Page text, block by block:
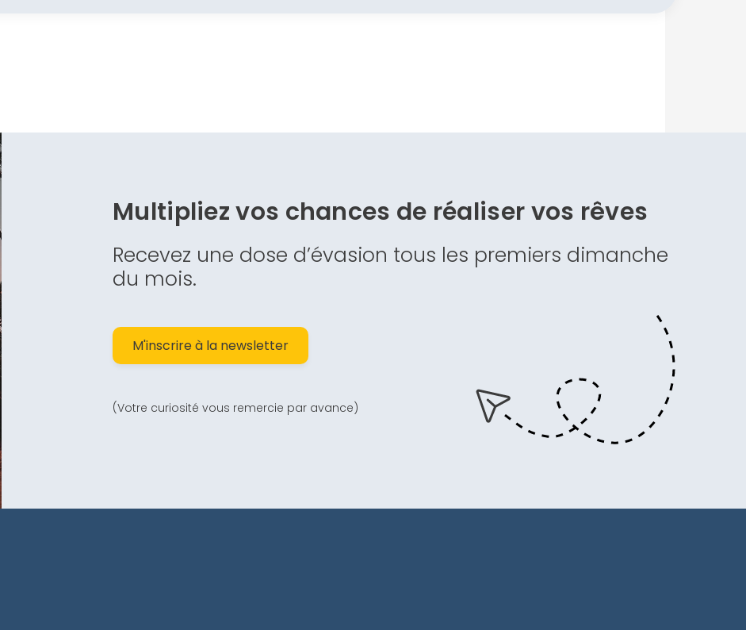
Multipliez vos chances de réaliser vos rêves
Recevez une dose d’évasion tous les premiers dimanche
du mois.
M'inscrire à la newsletter
(Votre curiosité vous remercie par avance)